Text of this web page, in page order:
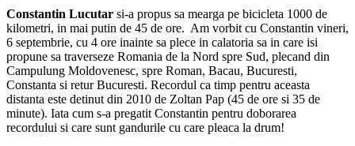
Constantin Lucutar si-a propus sa mearga pe bicicleta 1000 de
kilometri, in mai putin de 45 de ore. Am vorbit cu Constantin vineri,
6 septembrie, cu 4 ore inainte sa plece in calatoria sa in care isi
propune sa traverseze Romania de la Nord spre Sud, plecand din
Campulung Moldovenesc, spre Roman, Bacau, Bucuresti,
Constanta si retur Bucuresti. Recordul ca timp pentru aceasta
distanta este detinut din 2010 de Zoltan Pap (45 de ore si 35 de
minute). Iata cum s-a pregatit Constantin pentru doborarea
recordului si care sunt gandurile cu care pleaca la drum!